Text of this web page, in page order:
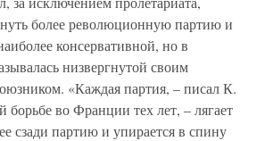
более революционную партию и
консервативной, но в
низвергнутой своим
«Каждая партия, – писал К.
во Франции тех лет, – лягает
сзади партию и упирается в спину